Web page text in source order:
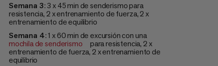
Semana 3: 3 x 45 min de senderismo para
resistencia, 2 x entrenamiento de fuerza, 2 x
entrenamiento de equilibrio
Semana 4: 1 x 60 min de excursión con una
mochila de senderismo
para resistencia, 2 x
entrenamiento de fuerza, 2 x entrenamiento de
equilibrio